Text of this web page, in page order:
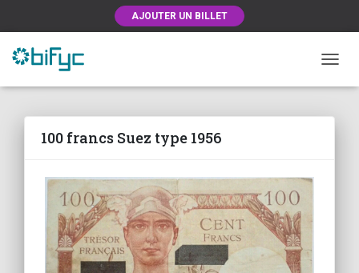
AJOUTER UN BILLET
100 francs Suez type 1956